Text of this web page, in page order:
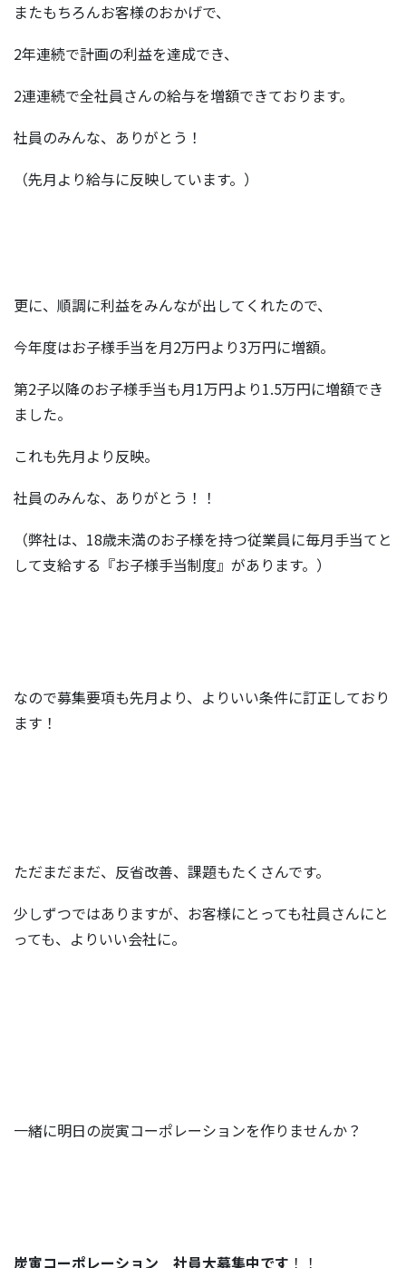
またもちろんお客様のおかげで、
2年連続で計画の利益を達成でき、
2連連続で全社員さんの給与を増額できております。
社員のみんな、ありがとう！
（先月より給与に反映しています。）
更に、順調に利益をみんなが出してくれたので、
今年度はお子様手当を月2万円より3万円に増額。
第2子以降のお子様手当も月1万円より1.5万円に増額でき
ました。
これも先月より反映。
社員のみんな、ありがとう！！
（弊社は、18歳未満のお子様を持つ従業員に毎月手当てと
して支給する『お子様手当制度』があります。）
なので募集要項も先月より、よりいい条件に訂正しており
ます！
ただまだまだ、反省改善、課題もたくさんです。
少しずつではありますが、お客様にとっても社員さんにと
っても、よりいい会社に。
一緒に明日の炭寅コーポレーションを作りませんか？
炭寅コーポレーション 社員大募集中です ！！